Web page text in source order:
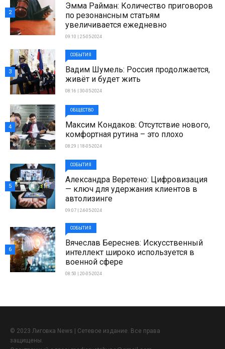
Эмма Райман: Количество приговоров
по резонансным статьям
увеличивается ежедневно
09:10 | 25-05-2024
2
СОБЫТИЯ
Вадим Шумель: Россия продолжается,
живёт и будет жить
08:16 | 30-05-2024
3
ОБЩЕСТВО
Максим Кондаков: Отсутствие нового,
комфортная рутина – это плохо
08:29 | 18-05-2024
4
СОБЫТИЯ
Александра Веретено: Цифровизация
— ключ для удержания клиентов в
автолизинге
09:07 | 24-05-2024
5
СОБЫТИЯ
Вячеслав Береснев: Искусственный
интеллект широко используется в
военной сфере
08:50 | 20-05-2024
6
© 2023 Лиговка News | Сетевое издание. Все права
защищены.